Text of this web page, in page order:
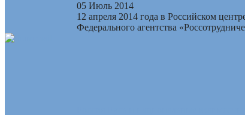
05 Июль 2014
12 апреля 2014 года в Российском
Федерального агентства